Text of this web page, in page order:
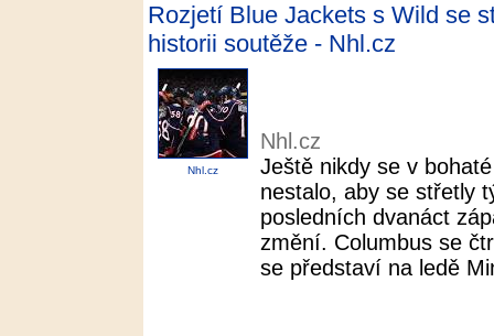
Rozjetí Blue Jackets s Wild se
historii soutěže - Nhl.cz
Nhl.cz
Nhl.cz
Ještě nikdy se v
nestalo, aby se střetly
posledních dvanáct
změní. Columbus se
se představí na ledě